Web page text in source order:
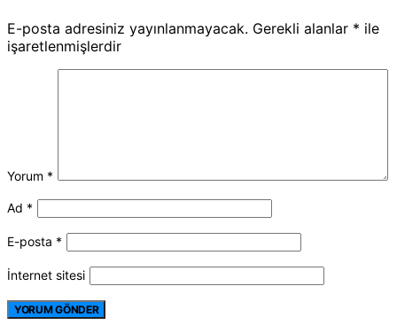
E-posta adresiniz yayınlanmayacak. Gerekli alanlar * ile
işaretlenmişlerdir
Yorum *
Ad *
E-posta *
İnternet sitesi